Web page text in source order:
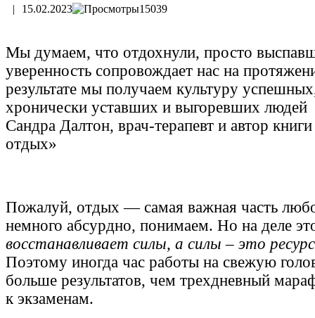
| 15.02.2023 15039
Мы думаем, что отдохнули, просто
уверенность сопровождает нас на
результате мы получаем культуру
хронически уставших и выгоревших людей
Сандра Далтон, врач-терапевт и автор
отдых»
Пожалуй, отдых — самая важная часть
немного абсурдно, понимаем. Но на деле
восстанавливает силы, а силы – это
Поэтому иногда час работы на свежую
больше результатов, чем трехдневный
к экзаменам.